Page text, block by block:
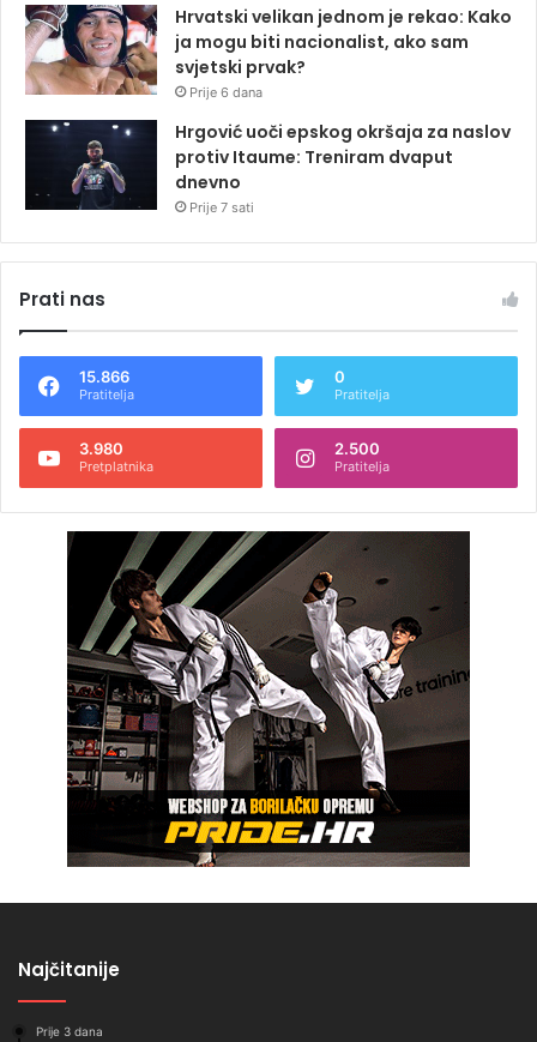
Hrvatski velikan jednom je rekao: Kako
ja mogu biti nacionalist, ako sam
svjetski prvak?
Prije 6 dana
Hrgović uoči epskog okršaja za naslov
protiv Itaume: Treniram dvaput
dnevno
Prije 7 sati
Prati nas
15.866
Pratitelja
0
Pratitelja
3.980
Pretplatnika
2.500
Pratitelja
Najčitanije
Prije 3 dana